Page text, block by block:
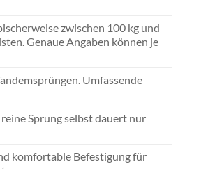
zwischen 100 kg und
Genaue Angaben können je
Umfassende
Sprung selbst dauert nur
komfortable Befestigung für